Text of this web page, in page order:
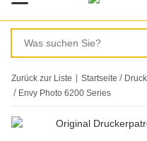
Zurück zur Liste Startseite
Envy Photo 6200 Series